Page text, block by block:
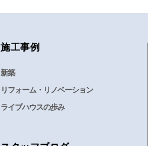
施工事例
新築
リフォーム・リノベーション
ライブハウスの歩み